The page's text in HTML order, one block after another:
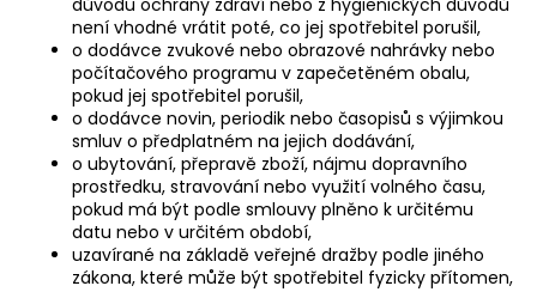
není vhodné vrátit poté, co jej spotřebitel porušil,
o dodávce zvukové nebo obrazové nahrávky nebo
počítačového programu v zapečetěném obalu,
pokud jej spotřebitel porušil,
o dodávce novin, periodik nebo časopisů s výjimkou
smluv o předplatném na jejich dodávání,
o ubytování, přepravě zboží, nájmu dopravního
prostředku, stravování nebo využití volného času,
pokud má být podle smlouvy plněno k určitému
datu nebo v určitém období,
uzavírané na základě veřejné dražby podle jiného
zákona, které může být spotřebitel fyzicky přítomen,